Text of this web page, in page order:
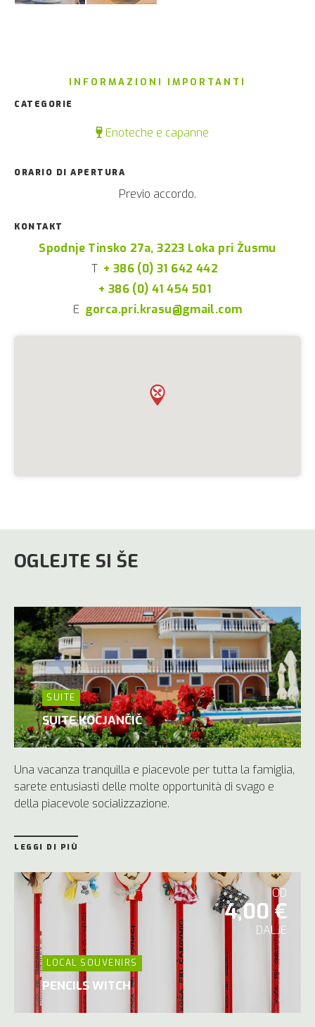
INFORMAZIONI IMPORTANTI
CATEGORIE
Enoteche e capanne
ORARIO DI APERTURA
Previo accordo.
KONTAKT
Spodnje Tinsko 27a, 3223 Loka pri Žusmu
T + 386 (0) 31 642 442
+ 386 (0) 41 454 501
E gorca.pri.krasu@gmail.com
OGLEJTE SI ŠE
SUITE
SUITE KOCJANČIČ
Una vacanza tranquilla e piacevole per tutta la famiglia,
sarete entusiasti delle molte opportunità di svago e
della piacevole socializzazione.
LEGGI DI PIÙ
OD
4,00 €
DALJE
LOCAL SOUVENIRS
PENCILS WITCH